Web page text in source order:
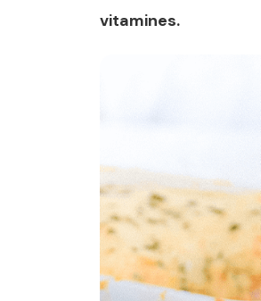
vitamines.